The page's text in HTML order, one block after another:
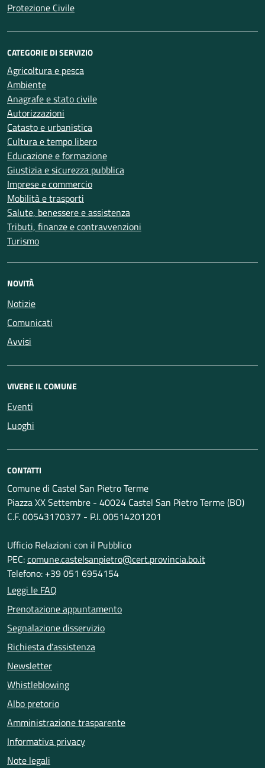
Protezione Civile
CATEGORIE DI SERVIZIO
Agricoltura e pesca
Ambiente
Anagrafe e stato civile
Autorizzazioni
Catasto e urbanistica
Cultura e tempo libero
Educazione e formazione
Giustizia e sicurezza pubblica
Imprese e commercio
Mobilità e trasporti
Salute, benessere e assistenza
Tributi, finanze e contravvenzioni
Turismo
NOVITÀ
Notizie
Comunicati
Avvisi
VIVERE IL COMUNE
Eventi
Luoghi
CONTATTI
Comune di Castel San Pietro Terme
Piazza XX Settembre - 40024 Castel San Pietro Terme (BO)
C.F. 00543170377 - P.I. 00514201201
Ufficio Relazioni con il Pubblico
PEC:comune.castelsanpietro@cert.provincia.bo.it
Telefono: +39 051 6954154
Leggi le FAQ
Prenotazione appuntamento
Segnalazione disservizio
Richiesta d'assistenza
Newsletter
Whistleblowing
Albo pretorio
Amministrazione trasparente
Informativa privacy
Note legali